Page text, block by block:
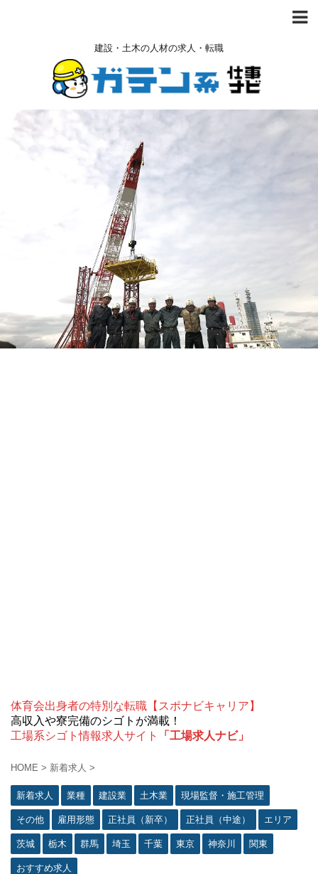
建設・土木の人材の求人・転職
体育会出身者の特別な転職【スポナビキャリア】
高収入や寮完備のシゴトが満載！
工場系シゴト情報求人サイト
「工場求人ナビ」
HOME > 新着求人 >
新着求人 業種 建設業 土木業 現場監督・施工管理
その他 雇用形態 正社員（新卒） 正社員（中途） エリア
茨城 栃木 群馬 埼玉 千葉 東京 神奈川 関東
おすすめ求人